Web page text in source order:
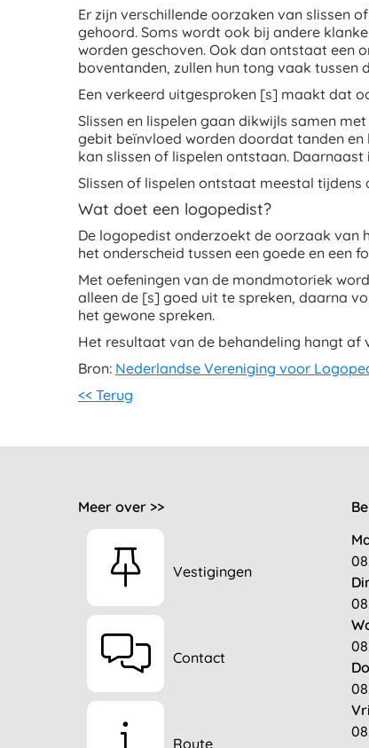
Er zijn verschillende oorzaken van slissen
gehoord. Soms wordt ook bij andere
worden geschoven. Ook dan ontstaat een
boventanden, zullen hun tong vaak tussen
Een verkeerd uitgesproken [s] maakt dat
Slissen en lispelen gaan dikwijls samen
gebit beïnvloed worden doordat tanden
kan slissen of lispelen ontstaan.
Slissen of lispelen ontstaat meestal
Wat doet een logopedist?
De logopedist onderzoekt de oorzaak van
het onderscheid tussen een goede en een
Met oefeningen van de mondmotoriek
alleen de [s] goed uit te spreken, daarna
het gewone spreken.
Het resultaat van de behandeling hangt af
Bron: Nederlandse Vereniging voor
<< Terug
Meer over >>
Vestigingen
Contact
Route